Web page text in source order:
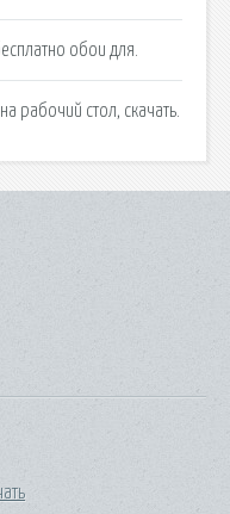
обои для.
рабочий стол, скачать.